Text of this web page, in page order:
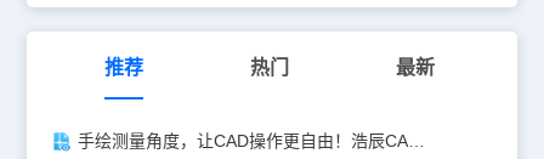
推荐 热门 最新
手绘测量角度，让CAD操作更自由！浩辰CAD看图王新功能大揭秘